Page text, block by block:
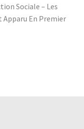
Sociale – Les
Apparu En Premier